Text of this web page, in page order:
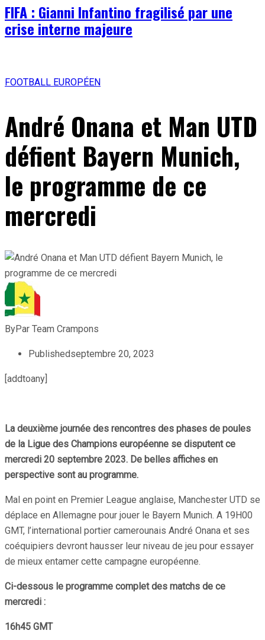
FIFA : Gianni Infantino fragilisé par une
crise interne majeure
FOOTBALL EUROPÉEN
André Onana et Man UTD
défient Bayern Munich,
le programme de ce
mercredi
ByPar Team Crampons
Publishedseptembre 20, 2023
[addtoany]
La deuxième journée des rencontres des phases de poules
de la Ligue des Champions européenne se disputent ce
mercredi 20 septembre 2023. De belles affiches en
perspective sont au programme.
Mal en point en Premier League anglaise, Manchester UTD se
déplace en Allemagne pour jouer le Bayern Munich. A 19H00
GMT, l’international portier camerounais André Onana et ses
coéquipiers devront hausser leur niveau de jeu pour essayer
de mieux entamer cette campagne européenne.
Ci-dessous le programme complet des matchs de ce
mercredi :
16h45 GMT